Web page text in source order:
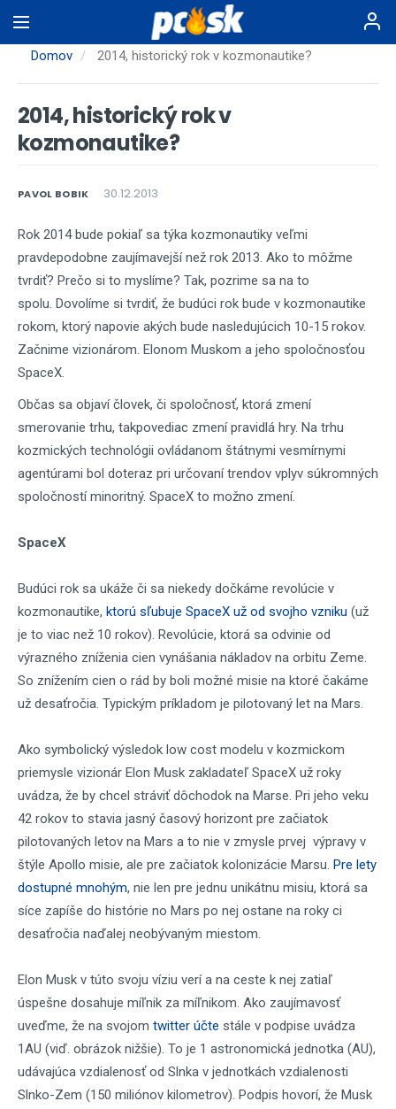
na
hlavnýDomov 2014, historický rok v kozmonautike?
2014, historický rok v
kozmonautike?
PAVOL BOBIK 30.12.2013
Rok 2014 bude pokiaľ sa týka kozmonautiky veľmi
pravdepodobne zaujímavejší než rok 2013. Ako to môžme
tvrdiť? Prečo si to myslíme? Tak, pozrime sa na to
spolu. Dovolíme si tvrdiť, že budúci rok bude v kozmonautike
rokom, ktorý napovie akých bude nasledujúcich 10-15 rokov.
Začnime vizionárom. Elonom Muskom a jeho spoločnosťou
SpaceX.
Občas sa objaví človek, či spoločnosť, ktorá zmení
smerovanie trhu, takpovediac zmení pravidlá hry. Na trhu
kozmických technológii ovládanom štátnymi vesmírnymi
agentúrami bol doteraz pri určovaní trendov vplyv súkromných
spoločností minoritný. SpaceX to možno zmení.
SpaceX
Budúci rok sa ukáže či sa niekedy dočkáme revolúcie v
kozmonautike, ktorú sľubuje SpaceX už od svojho vzniku (už
je to viac než 10 rokov). Revolúcie, ktorá sa odvinie od
výrazného zníženia cien vynášania nákladov na orbitu Zeme.
So znížením cien o rád by boli možné misie na ktoré čakáme
už desaťročia. Typickým príkladom je pilotovaný let na Mars.
Ako symbolický výsledok low cost modelu v kozmickom
priemysle vizionár Elon Musk zakladateľ SpaceX už roky
uvádza, že by chcel stráviť dôchodok na Marse. Pri jeho veku
42 rokov to stavia jasný časový horizont pre začiatok
pilotovaných letov na Mars a to nie v zmysle prvej výpravy v
štýle Apollo misie, ale pre začiatok kolonizácie Marsu. Pre lety
dostupné mnohým, nie len pre jednu unikátnu misiu, ktorá sa
síce zapíše do histórie no Mars po nej ostane na roky ci
desaťročia naďalej neobývaným miestom.
Elon Musk v túto svoju víziu verí a na ceste k nej zatiaľ
úspešne dosahuje míľnik za míľnikom. Ako zaujímavosť
uveďme, že na svojom twitter účte stále v podpise uvádza
1AU (viď. obrázok nižšie). To je 1 astronomická jednotka (AU),
udávajúca vzdialenosť od Slnka v jednotkách vzdialenosti
Slnko-Zem (150 miliónov kilometrov). Podpis hovorí, že Musk